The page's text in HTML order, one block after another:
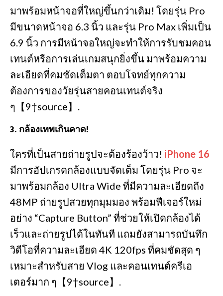
มาพร้อมหน้าจอที่ใหญ่ขึ้นกว่าเดิม! โดยรุ่น Pro
มีขนาดหน้าจอ 6.3 นิ้ว และรุ่น Pro Max เพิ่มเป็น
6.9 นิ้ว การมีหน้าจอใหญ่จะทำให้การรับชมคอน
เทนต์หรือการเล่นเกมสนุกยิ่งขึ้น มาพร้อมความ
ละเอียดที่คมชัดเต็มตา ตอบโจทย์ทุกความ
ต้องการของวัยรุ่นสายคอนเทนต์จริง
ๆ【9†source】.
3. กล้องเทพเกินคาด!
ใครที่เป็นสายถ่ายรูปจะต้องร้องว้าว! iPhone 16
มีการอัปเกรดกล้องแบบจัดเต็ม โดยรุ่น Pro จะ
มาพร้อมกล้อง Ultra Wide ที่มีความละเอียดถึง
48MP ถ่ายรูปสวยทุกมุมมอง พร้อมฟีเจอร์ใหม่
อย่าง “Capture Button” ที่ช่วยให้เปิดกล้องได้
เร็วและถ่ายรูปได้ในทันที แถมยังสามารถบันทึก
วิดีโอที่ความละเอียด 4K 120fps ที่คมชัดสุด ๆ
เหมาะสำหรับสาย Vlog และคอนเทนต์ครีเอ
เตอร์มาก ๆ【9†source】.